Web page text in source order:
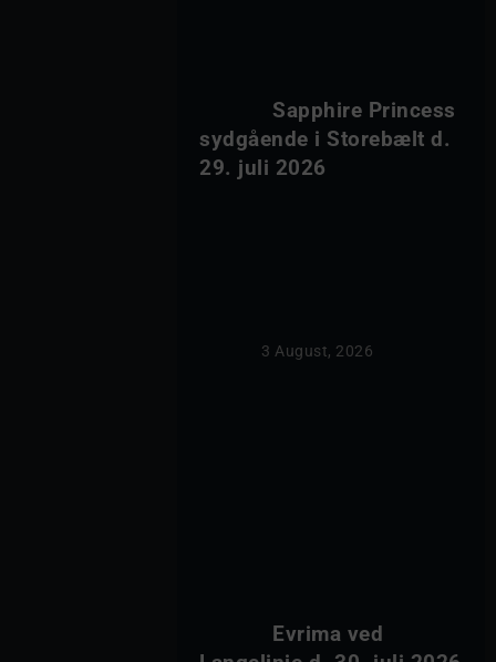
sydgående i Storebælt d.
29. juli 2026
                3 August, 2026